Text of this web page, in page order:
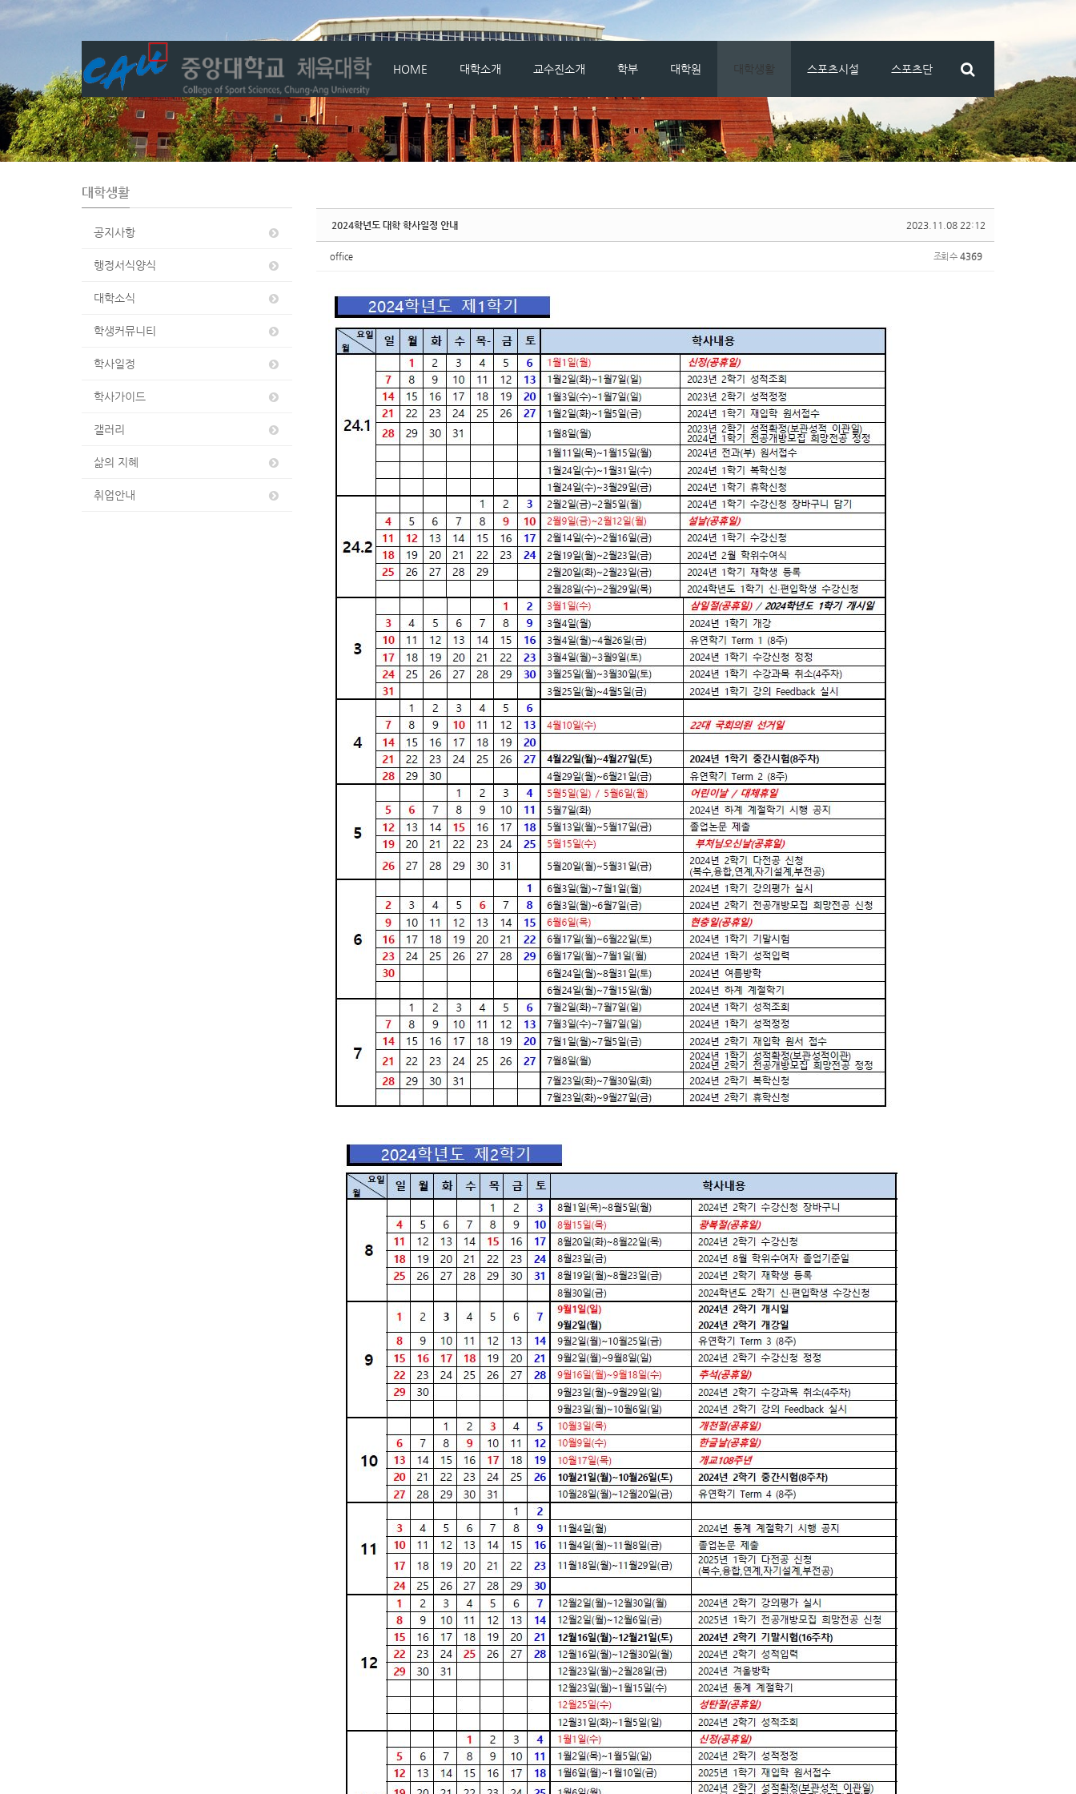
메뉴 건너뛰기
HOME 대학소개 교수진소개 학부 대학원 대학생활 스포츠시설 스포츠단
대학생활
공지사항
행정서식양식
대학소식
학생커뮤니티
학사일정
학사가이드
갤러리
삶의 지혜
취업안내
2023.11.08 22:12
2024학년도 대학 학사일정 안내
office 조회 수 4369